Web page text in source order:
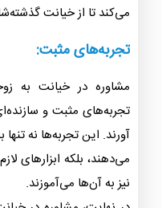
می‌کند تا از خیانت
تجربه‌های مثبت:
مشاوره در خیانت به
تجربه‌های مثبت و
آورند. این تجربه‌ها نه
می‌دهند، بلکه ابزارهای
نیز به آن‌ها می‌آموزند.